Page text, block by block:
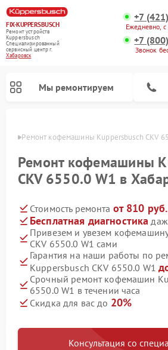
FIX-KUPPERSBUSCH
Ремонт устройств
Kuppersbusch
Специализированный
cервисный центр г.
Хабаровск
+7
Ежедневно,
+7
Звонок
Мы ремонтируем
Ремонт кофемашины Kuppersbusch CKV
Ремонт кофемашины
CKV 6550.0 W1 в
Стоимость ремонта от 810 руб.
Бесплатная диагностика
Привезем и увезем
CKV 6550.0 W1 сами
Гарантия на наши работы по
Kuppersbusch CKV 6550.0 W1
Срочный ремонт кофемашин
6550.0 W1 в течении часа
Скидка для вас до 20%
Консультация со